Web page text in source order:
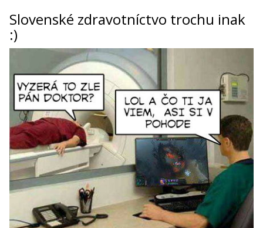
Slovenské zdravotníctvo trochu inak
:)